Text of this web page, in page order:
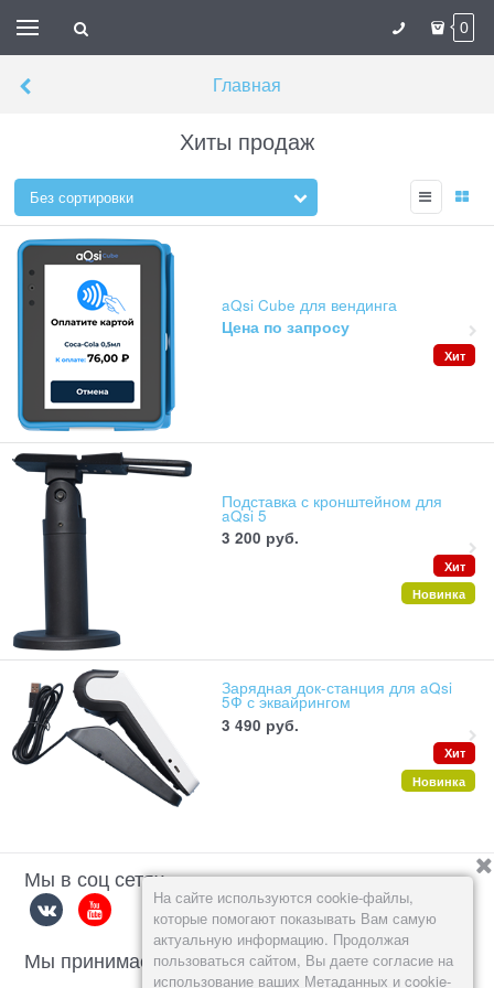
0
Главная
Хиты продаж
aQsi Cube для вендинга
Цена по запросу
Хит
Подставка с кронштейном для
aQsi 5
3 200 руб.
Хит
Новинка
Зарядная док-станция для aQsi
5Ф с эквайрингом
3 490 руб.
Хит
Новинка
Мы в соц сетях
Мы принимаем
На сайте используются cookie-файлы,
которые помогают показывать Вам самую
актуальную информацию. Продолжая
пользоваться сайтом, Вы даете согласие на
использование ваших Метаданных и cookie-